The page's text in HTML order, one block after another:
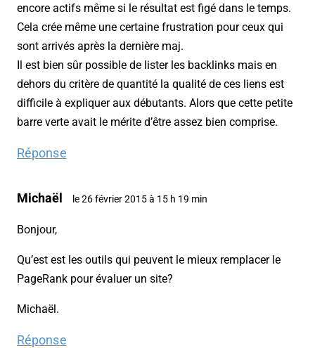
encore actifs même si le résultat est figé dans le temps.
Cela crée même une certaine frustration pour ceux qui
sont arrivés après la dernière maj.
Il est bien sûr possible de lister les backlinks mais en
dehors du critère de quantité la qualité de ces liens est
difficile à expliquer aux débutants. Alors que cette petite
barre verte avait le mérite d’être assez bien comprise.
Réponse
Michaël le 26 février 2015 à 15 h 19 min
Bonjour,
Qu’est est les outils qui peuvent le mieux remplacer le
PageRank pour évaluer un site?
Michaël.
Réponse